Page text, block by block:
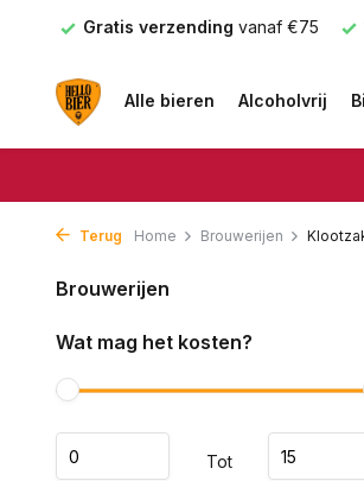
Gratis verzending vanaf €75
Alle bieren Alcoholvrij
Terug Home Brouwerijen
Brouwerijen
Wat mag het kosten?
Tot